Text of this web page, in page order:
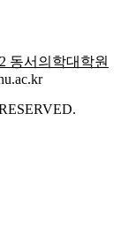
동서의학대학원